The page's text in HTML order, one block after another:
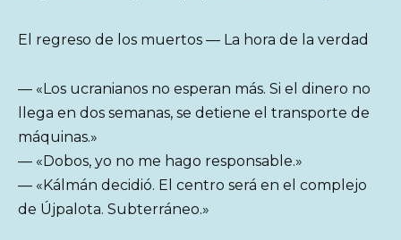
El regreso de los muertos — La hora de la verdad
— «Los ucranianos no esperan más. Si el dinero no
llega en dos semanas, se detiene el transporte de
máquinas.»
— «Dobos, yo no me hago responsable.»
— «Kálmán decidió. El centro será en el complejo
de Újpalota. Subterráneo.»